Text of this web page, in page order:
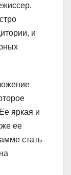
и
яркая и
ее
стать